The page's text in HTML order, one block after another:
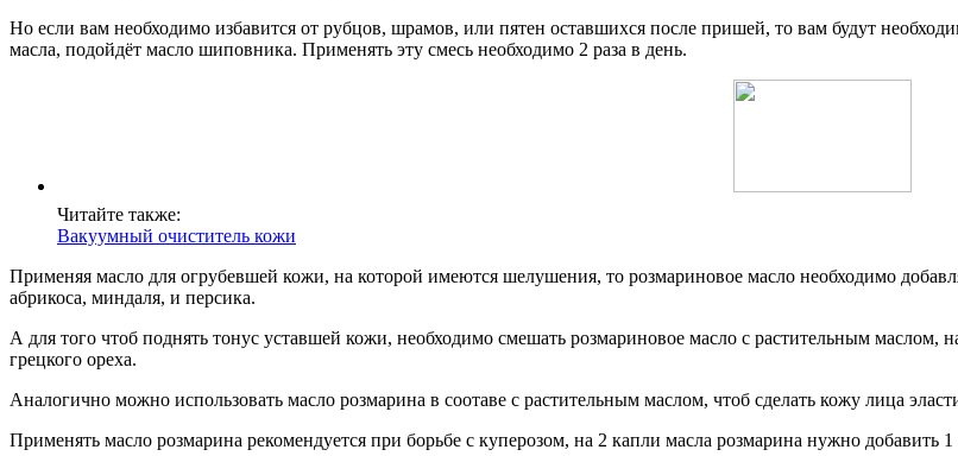
Но если вам необходимо избавится от рубцов, шрамов, или пятен оставшихся после пришей, то вам будут
масла, подойдёт масло шиповника. Применять эту смесь необходимо 2 раза в день.
Читайте также:
Вакуумный очиститель кожи
Применяя масло для огрубевшей кожи, на которой имеются шелушения, то розмариновое масло необходимо
абрикоса, миндаля, и персика.
А для того чтоб поднять тонус уставшей кожи, необходимо смешать розмариновое масло с растительным
грецкого ореха.
Аналогично можно использовать масло розмарина в соотаве с растительным маслом, чтоб сделать кожу лица
Применять масло розмарина рекомендуется при борьбе с куперозом, на 2 капли масла розмарина нужно